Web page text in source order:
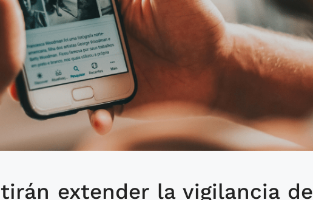
para fortalecer la
extender la vigilancia de